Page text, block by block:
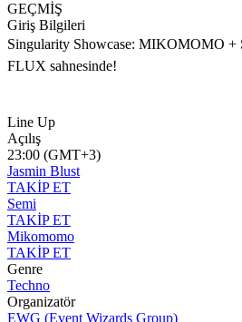
GEÇMİŞ
Giriş Bilgileri
Singularity Showcase: MIKOMOMO +
FLUX sahnesinde!
Line Up
Açılış
23:00 (GMT+3)
Jasmin Blust
TAKİP ET
Semi
TAKİP ET
Mikomomo
TAKİP ET
Genre
Techno
Organizatör
EWG (Event Wizards Group)